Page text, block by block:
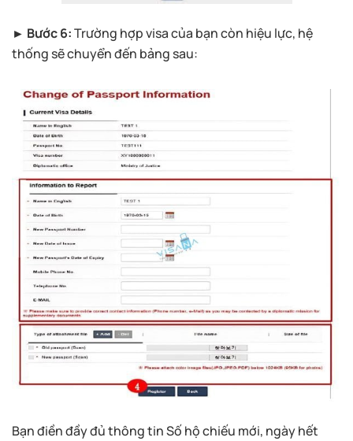
► Bước 6:Trường hợp visa của bạn còn hiệu lực, hệ
thống sẽ chuyển đến bảng sau:
Bạn điền đầy đủ thông tin Số hộ chiếu mới, ngày hết